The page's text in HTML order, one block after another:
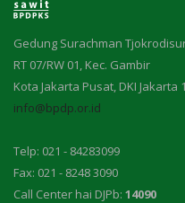
Gedung Surachman
RT 07/RW 01, Kec. Gambir
Kota Jakarta Pusat, DKI Jakarta
info@bpdp.or.id
Telp: 021 - 84283099
Fax: 021 - 8248 3090
Call Center hai DJPb: 14090